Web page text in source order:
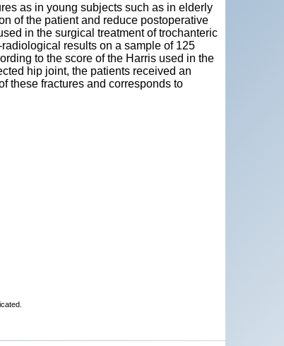
as in young subjects such as in elderly
of the patient and reduce postoperative
in the surgical treatment of trochanteric
results on a sample of 125
to the score of the Harris used in the
hip joint, the patients received an
these fractures and corresponds to